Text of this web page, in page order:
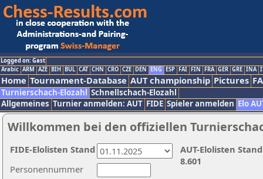
Logged on: Gast
Arabic ARM AZE BIH BUL CAT CHN CRO CZE DEN ENG ESP FAI FIN FRA GER GRE INA
Home Tournament-Database AUT championship Pictures
Turnierschach-Elozahl Schnellschach-Elozahl
Allgemeines Turnier anmelden: AUT FIDE Spieler anmelden Elo
Willkommen bei den offiziellen
Personennummer
AUT-Elolisten
8.601
FIDE-Elolisten Stand